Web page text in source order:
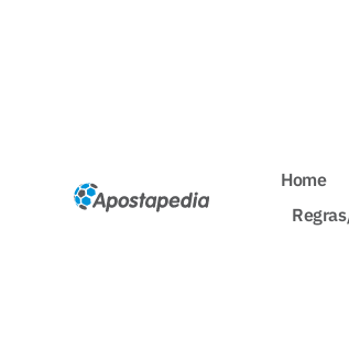
Home